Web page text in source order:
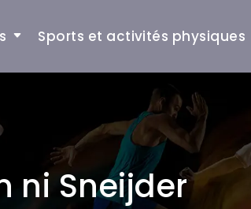
Sports et activités physiques
ni Sneijder